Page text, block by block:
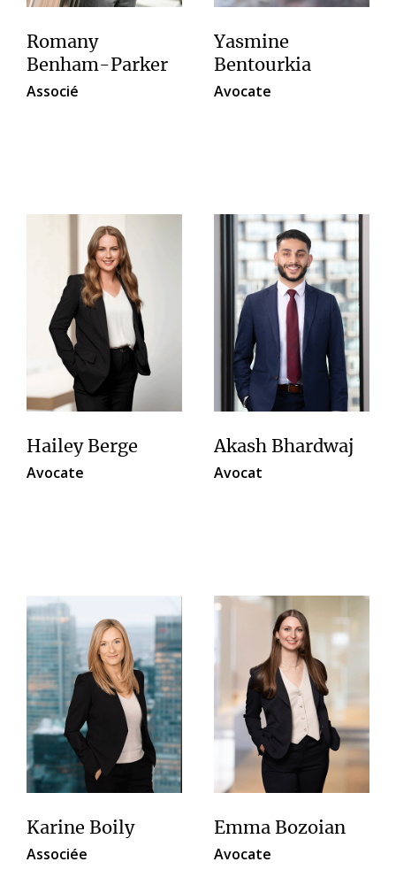
Romany
Benham-Parker
Associé
Yasmine
Bentourkia
Avocate
Hailey Berge
Avocate
Akash Bhardwaj
Avocat
Karine Boily
Associée
Emma Bozoian
Avocate